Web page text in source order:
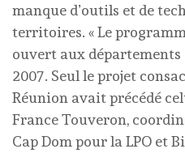
manque d’outils et de
territoires. « Le
ouvert aux départements
2007. Seul le projet
Réunion avait précédé
France Touveron,
Cap Dom pour la LPO et